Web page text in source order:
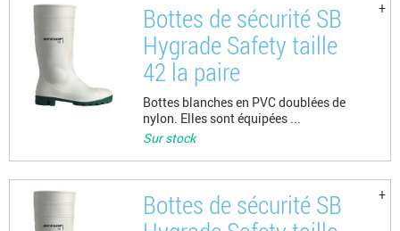
Bottes de sécurité SB
Hygrade Safety taille
42 la paire
Bottes blanches en PVC doublées de
nylon. Elles sont équipées ...
Sur stock
Bottes de sécurité SB